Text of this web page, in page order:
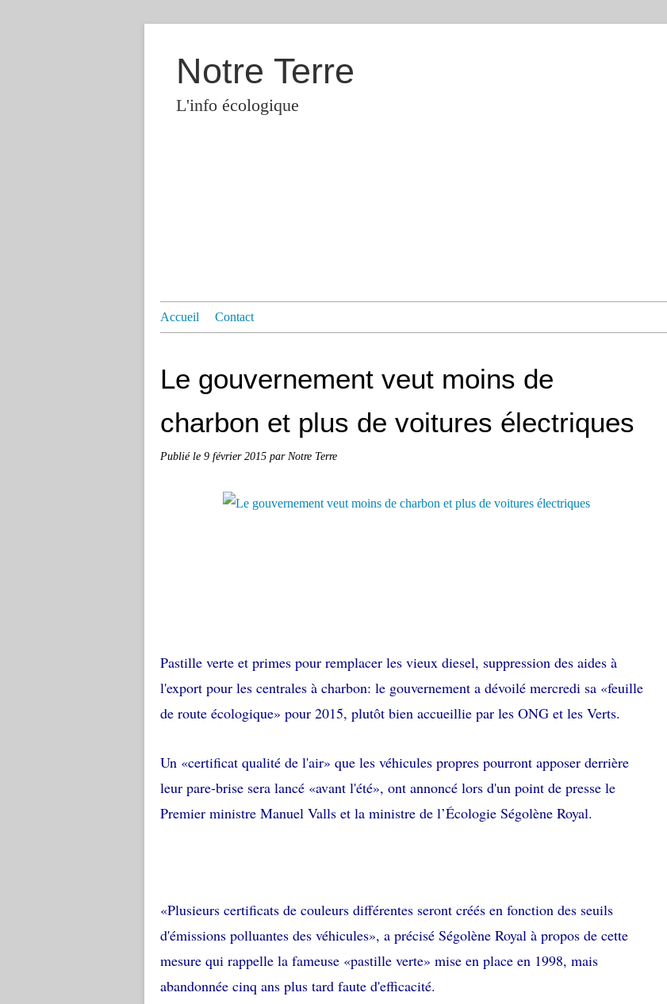
Notre Terre
L'info écologique
Accueil Contact
Le gouvernement veut moins de
charbon et plus de voitures électriques
Publié le 9 février 2015 par Notre Terre
Pastille verte et primes pour remplacer les vieux diesel, suppression des aides à
l'export pour les centrales à charbon: le gouvernement a dévoilé mercredi sa «feuille
de route écologique» pour 2015, plutôt bien accueillie par les ONG et les Verts.
Un «certificat qualité de l'air» que les véhicules propres pourront apposer derrière
leur pare-brise sera lancé «avant l'été», ont annoncé lors d'un point de presse le
Premier ministre Manuel Valls et la ministre de l’Écologie Ségolène Royal.
«Plusieurs certificats de couleurs différentes seront créés en fonction des seuils
d'émissions polluantes des véhicules», a précisé Ségolène Royal à propos de cette
mesure qui rappelle la fameuse «pastille verte» mise en place en 1998, mais
abandonnée cinq ans plus tard faute d'efficacité.